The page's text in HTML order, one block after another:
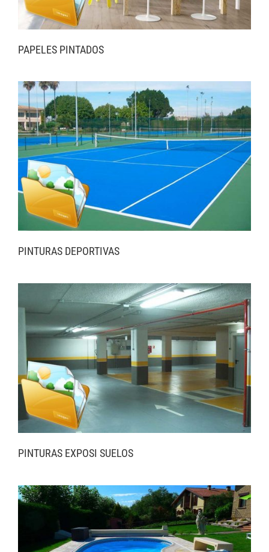
PAPELES PINTADOS
PINTURAS DEPORTIVAS
PINTURAS EXPOSI SUELOS